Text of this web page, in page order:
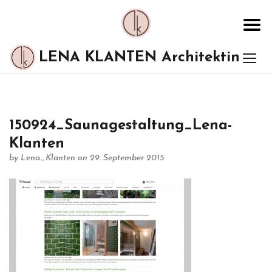
LENA KLANTEN Architektin
150924_Saunagestaltung_Lena-
Klanten
by Lena_Klanten on 29. September 2015